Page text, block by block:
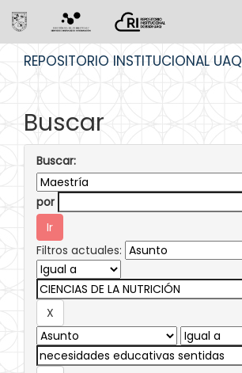
REPOSITORIO INSTITUCIONAL UAQ
Buscar
Buscar:
por
Filtros actuales: